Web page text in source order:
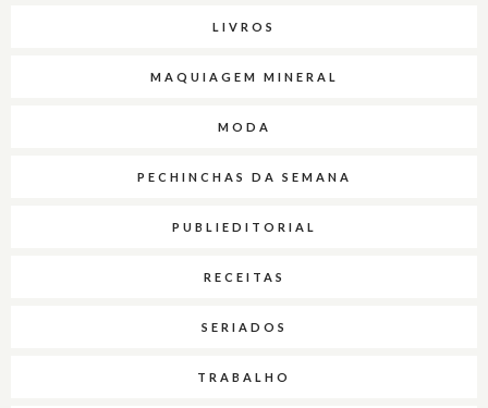
LIVROS
MAQUIAGEM MINERAL
MODA
PECHINCHAS DA SEMANA
PUBLIEDITORIAL
RECEITAS
SERIADOS
TRABALHO